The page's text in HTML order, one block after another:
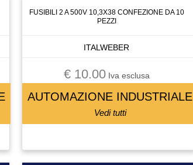
FUSIBILI 2 A 500V 10,3X38 CONFEZIONE DA 10
PEZZI
ITALWEBER
€ 10.00Iva esclusa
AUTOMAZIONE INDUSTRIALE
Vedi tutti